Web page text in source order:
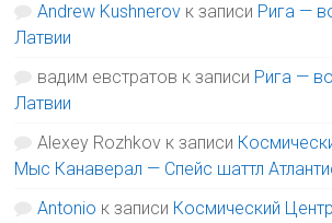
Andrew Kushnerov к записи Рига —
Латвии
вадим евстратов к записи Рига —
Латвии
Alexey Rozhkov к записи
Мыс Канаверал — Спейс шаттл
Antonio к записи Космический